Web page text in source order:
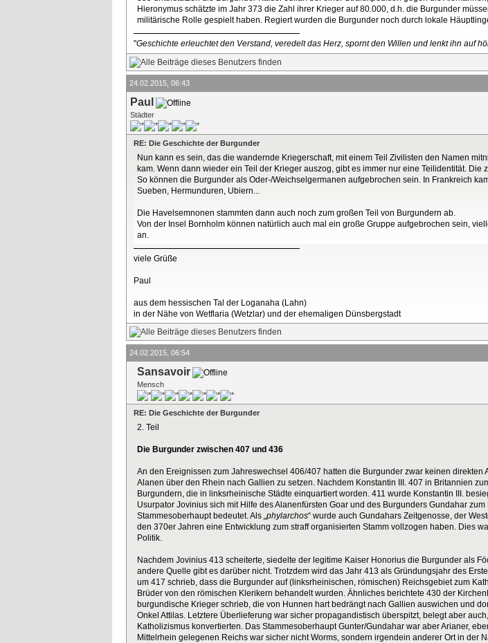
Hieronymus schätzte im Jahr 373 die Zahl ihrer Krieger auf 80.000, d.h. die Burgunder
militärische Rolle gespielt haben. Regiert wurden die Burgunder noch durch lokale
"Geschichte erleuchtet den Verstand, veredelt das Herz, spornt den Willen und lenkt ihn auf
24.02.2015, 06:43
Paul
Städter
RE: Die Geschichte der Burgunder
Nun kann es sein, das die wandernde Kriegerschaft, mit einem Teil Zivilisten den Namen
kam. Wenn dann wieder ein Teil der Krieger auszog, gibt es immer nur eine Teilidentität.
So können die Burgunder als Oder-/Weichselgermanen aufgebrochen sein. In Frankreich
Sueben, Hermunduren, Ubiern...
Die Havelsemnonen stammten dann auch noch zum großen Teil von Burgundern ab.
Von der Insel Bornholm können natürlich auch mal ein große Gruppe aufgebrochen sein,
an.
viele Grüße
Paul
aus dem hessischen Tal der Loganaha (Lahn)
in der Nähe von Wetflaria (Wetzlar) und der ehemaligen Dünsbergstadt
24.02.2015, 06:54
Sansavoir
Mensch
RE: Die Geschichte der Burgunder
2. Teil
Die Burgunder zwischen 407 und 436
An den Ereignissen zum Jahreswechsel 406/407 hatten die Burgunder zwar keinen
Alanen über den Rhein nach Gallien zu setzen. Nachdem Konstantin III. 407 in Britannien
Burgundern, die in linksrheinische Städte einquartiert worden. 411 wurde Konstantin III.
Usurpator Jovinius sich mit Hilfe des Alanenfürsten Goar und des Burgunders Gundahar
Stammesoberhaupt bedeutet. Als „phylarchos“ wurde auch Gundahars Zeitgenosse, der
den 370er Jahren eine Entwicklung zum straff organisierten Stamm vollzogen haben. Dies
Politik.
Nachdem Jovinius 413 scheiterte, siedelte der legitime Kaiser Honorius die Burgunder als
andere Quelle gibt es darüber nicht. Trotzdem wird das Jahr 413 als Gründungsjahr des
um 417 schrieb, dass die Burgunder auf (linksrheinischen, römischen) Reichsgebiet zum
Brüder von den römischen Klerikern behandelt wurden. Ähnliches berichtete 430 der
burgundische Krieger schrieb, die von Hunnen hart bedrängt nach Gallien auswichen und
Onkel Attilas. Letztere Überlieferung war sicher propagandistisch überspitzt, belegt aber
Katholizismus konvertierten. Das Stammesoberhaupt Gunter/Gundahar war aber Arianer,
Mittelrhein gelegenen Reichs war sicher nicht Worms, sondern irgendein anderer Ort in der